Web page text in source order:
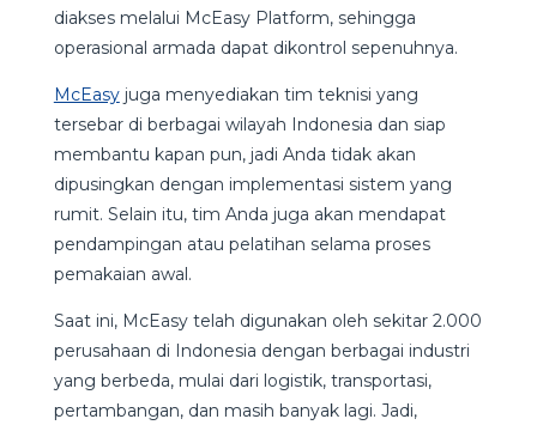
diakses melalui McEasy Platform, sehingga
operasional armada dapat dikontrol sepenuhnya.
McEasyjuga menyediakan tim teknisi yang
tersebar di berbagai wilayah Indonesia dan siap
membantu kapan pun, jadi Anda tidak akan
dipusingkan dengan implementasi sistem yang
rumit. Selain itu, tim Anda juga akan mendapat
pendampingan atau pelatihan selama proses
pemakaian awal.
Saat ini, McEasy telah digunakan oleh sekitar 2.000
perusahaan di Indonesia dengan berbagai industri
yang berbeda, mulai dari logistik, transportasi,
pertambangan, dan masih banyak lagi. Jadi,